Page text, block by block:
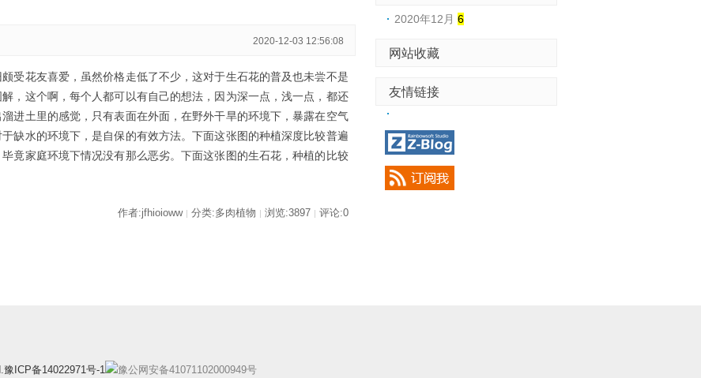
2020-12-03 12:56:08
受花友喜爱，虽然价格走低了不少，这对于生石花的普及也未尝不是
，这个啊，每个人都可以有自己的想法，因为深一点，浅一点，都还
进土里的感觉，只有表面在外面，在野外干旱的环境下，暴露在空气
缺水的环境下，是自保的有效方法。下面这张图的种植深度比较普遍
竟家庭环境下情况没有那么恶劣。下面这张图的生石花，种植的比较
作者:jfhioioww | 分类:多肉植物 | 浏览:3897 | 评论:0
2020年12月6
网站收藏
友情链接
豫ICP备14022971号-1 豫公网安备41071102000949号